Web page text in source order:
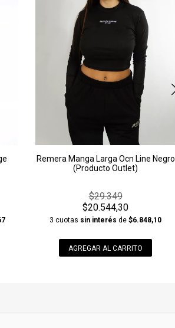
Remera Manga Larga Ocn Line Negro
(Producto Outlet)
$29.349
$20.544,30
3 cuotas sin interés de$6.848,10
AGREGAR AL CARRITO